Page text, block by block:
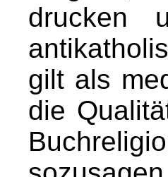
drucken
gilt als
die